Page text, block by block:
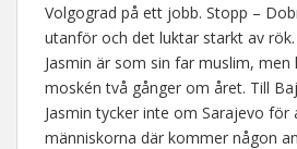
Volgograd på ett jobb. Stopp –
utanför och det luktar starkt av
Jasmin är som sin far muslim, men
moskén två gånger om året. Till
Jasmin tycker inte om Sarajevo för
människorna där kommer någon